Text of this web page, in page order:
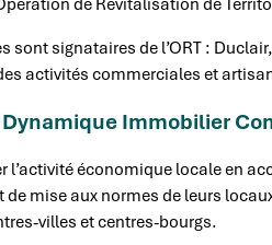
signataires de l’ORT :
activités commerciales et
Immobilier
l’activité économique locale en
mise aux normes de leurs
villes et centres-bourgs.